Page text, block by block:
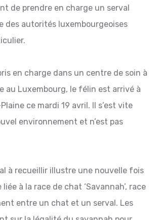
de prendre en charge un serval
des autorités luxembourgeoises
en charge dans un centre de soin à
au Luxembourg, le félin est arrivé à
ce mardi 19 avril. Il s’est vite
environnement et n’est pas
à recueillir illustre une nouvelle fois
à la race de chat ‘Savannah’, race
entre un chat et un serval. Les